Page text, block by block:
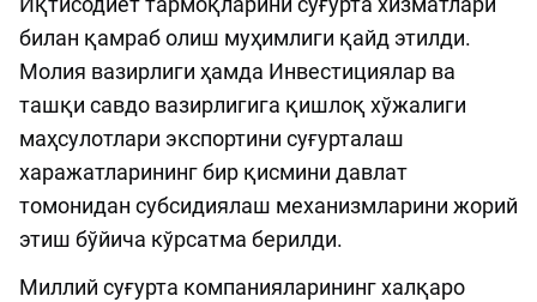
билан қамраб олиш муҳимлиги қайд этилди.
Молия вазирлиги ҳамда Инвестициялар ва
ташқи савдо вазирлигига қишлоқ хўжалиги
маҳсулотлари экспортини суғурталаш
харажатларининг бир қисмини давлат
томонидан субсидиялаш механизмларини жорий
этиш бўйича кўрсатма берилди.
Миллий суғурта компанияларининг халқаро